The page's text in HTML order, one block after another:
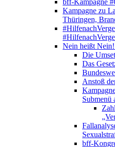
bff-Kampagne
Kampagne zu
Thüringen,
Nein heißt Nein!
Die
Das
Anstoß
Submenü
bff-